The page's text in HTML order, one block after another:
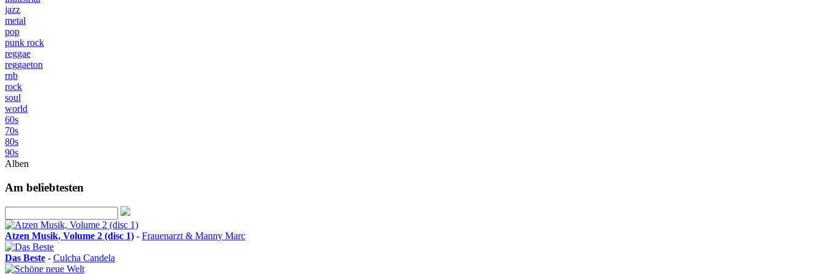
jazz
metal
pop
punk rock
reggae
reggaeton
rnb
rock
soul
world
60s
70s
80s
90s
Alben
Am beliebtesten
Atzen Musik, Volume 2 (disc 1) - Frauenarzt & Manny Marc
Das Beste - Culcha Candela